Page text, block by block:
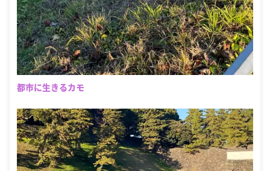
都市に生きるカモ